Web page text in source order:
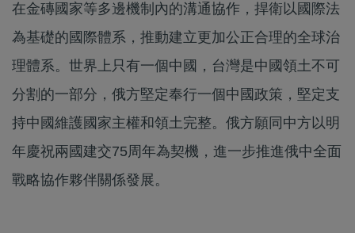
在金磚國家等多邊機制內的溝通協作，捍衛以國際法
為基礎的國際體系，推動建立更加公正合理的全球治
理體系。世界上只有一個中國，台灣是中國領土不可
分割的一部分，俄方堅定奉行一個中國政策，堅定支
持中國維護國家主權和領土完整。俄方願同中方以明
年慶祝兩國建交75周年為契機，進一步推進俄中全面
戰略協作夥伴關係發展。